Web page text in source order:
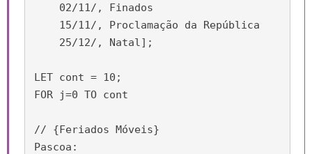
02/11/, Finados
15/11/, Proclamação da República
25/12/, Natal];
LET cont = 10;
FOR j=0 TO cont
// {Feriados Móveis}
Pascoa: